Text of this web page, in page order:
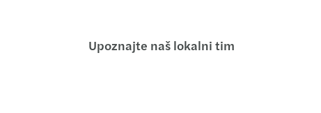
Upoznajte naš lokalni tim